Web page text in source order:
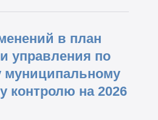
в план
управления по
муниципальному
контролю на 2026